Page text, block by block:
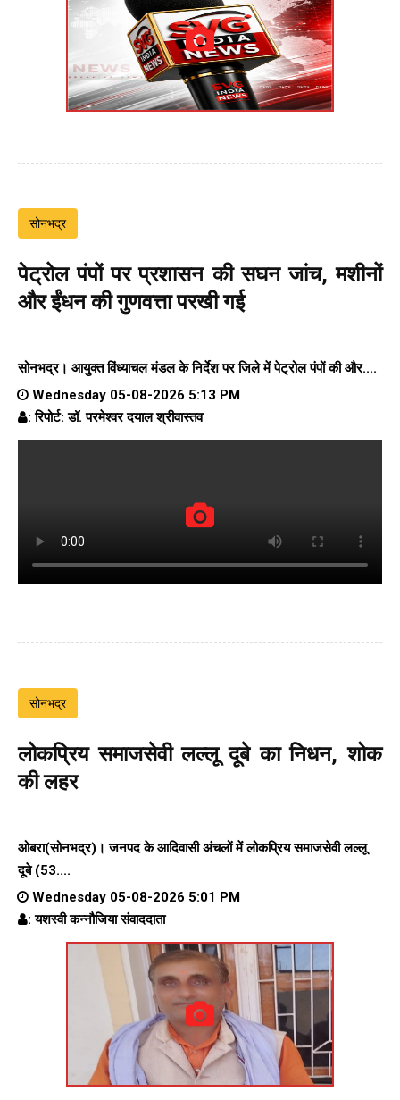
सोनभद्र
पेट्रोल पंपों पर प्रशासन की सघन जांच, मशीनों
और ईंधन की गुणवत्ता परखी गई
सोनभद्र। आयुक्त विंध्याचल मंडल के निर्देश पर जिले में पेट्रोल पंपों की और....
Wednesday 05-08-2026 5:13 PM
: रिपोर्ट: डॉ. परमेश्वर दयाल श्रीवास्तव
सोनभद्र
लोकप्रिय समाजसेवी लल्लू दूबे का निधन, शोक
की लहर
ओबरा(सोनभद्र)। जनपद के आदिवासी अंचलों में लोकप्रिय समाजसेवी लल्लू
दूबे (53....
Wednesday 05-08-2026 5:01 PM
: यशस्वी कन्नौजिया संवाददाता